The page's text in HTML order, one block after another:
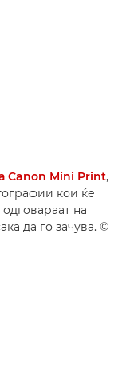
Canon Mini Print,
кои ќе
на
да го зачува. ©